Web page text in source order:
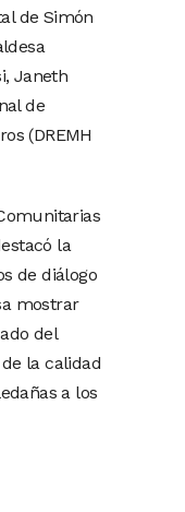
de Simón
Janeth
de
(DREMH
la
de diálogo
mostrar
del
la calidad
a los